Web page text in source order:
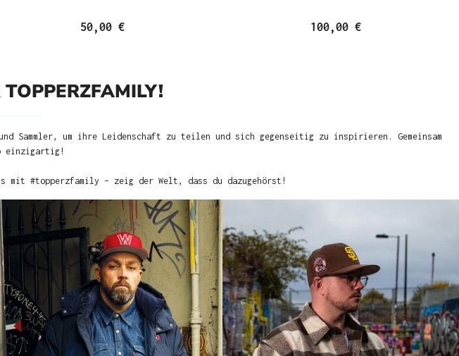
50,00 € 100,00 €
Sammler, um ihre Leidenschaft zu teilen und sich gegenseitig zu inspirieren. Gemeinsam
einzigartig!
mit #topperzfamily – zeig der Welt, dass du dazugehörst!